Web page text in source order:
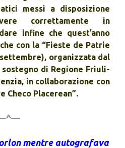
messi a disposizione
correttamente in
infine che quest’anno
con la “Fieste de Patrie
organizzata dal
sostegno di Regione Friuli-
in collaborazione con
Checo Placerean”.
mentre autografava